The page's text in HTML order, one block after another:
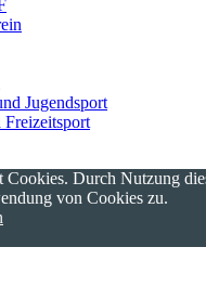
Jugendsport
Freizeitsport
Cookies. Durch Nutzung
von Cookies zu.